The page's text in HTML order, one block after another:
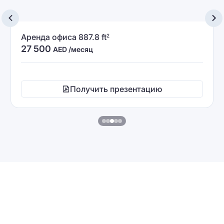
Аренда офиса 887.8 ft2
27 500 AED /месяц
Получить презентацию